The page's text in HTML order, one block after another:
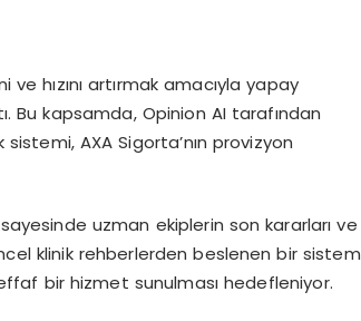
hızını artırmak amacıyla yapay
Bu kapsamda, Opinion AI tarafından
AXA Sigorta’nın provizyon
uzman ekiplerin son kararları ve
klinik rehberlerden beslenen bir sistem
bir hizmet sunulması hedefleniyor.